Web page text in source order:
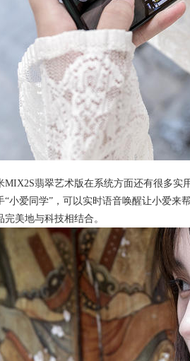
MIX2S翡翠艺术版在系统方面还有很多
“小爱同学”，可以实时语音唤醒让小爱
美地与科技相结合。